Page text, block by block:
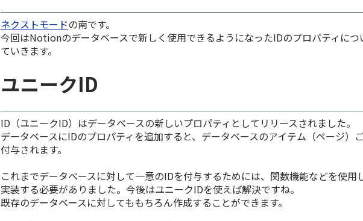
ネクストモードの南です。
今回はNotionのデータベースで新しく使用できるようになったIDのプロパティにつ
ていきます。
ユニークID
ID（ユニークID）はデータベースの新しいプロパティとしてリリースされました。
データベースにIDのプロパティを追加すると、 データベースのアイテム（ページ）
付与されます。
これまでデータベースに対して一意のIDを付与するためには、関数機能などを使用
実装する必要がありました。今後はユニークIDを使えば解決ですね。
既存のデータベースに対してももちろん作成することができます。